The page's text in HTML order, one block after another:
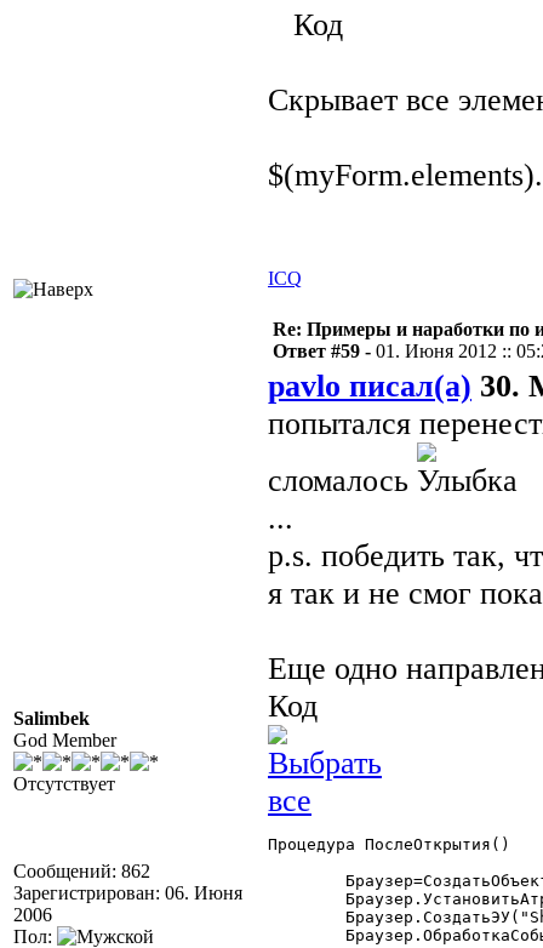
Код
Скрывает все
ICQ
Salimbek
God Member
Отсутствует
Сообщений: 862
Зарегистрирован: 06. Июня
2006
Пол:
Re: Примеры и наработки по
Ответ #59 - 01. Июня 2012 ::
pavlo писал(а) 30.
попытался
сломалось
...
p.s. победить так,
я так и не смог
Еще одно
Код
Процедура ПослеОткрытия()